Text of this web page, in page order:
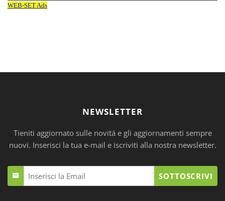
NEWSLETTER
Tieniti aggiornato sulle novitá e gli aggiornamenti sempre
nuovi. Inserisci la tua e-mail e iscriviti alla nostra newsletter.
SOTTOSCRIVI